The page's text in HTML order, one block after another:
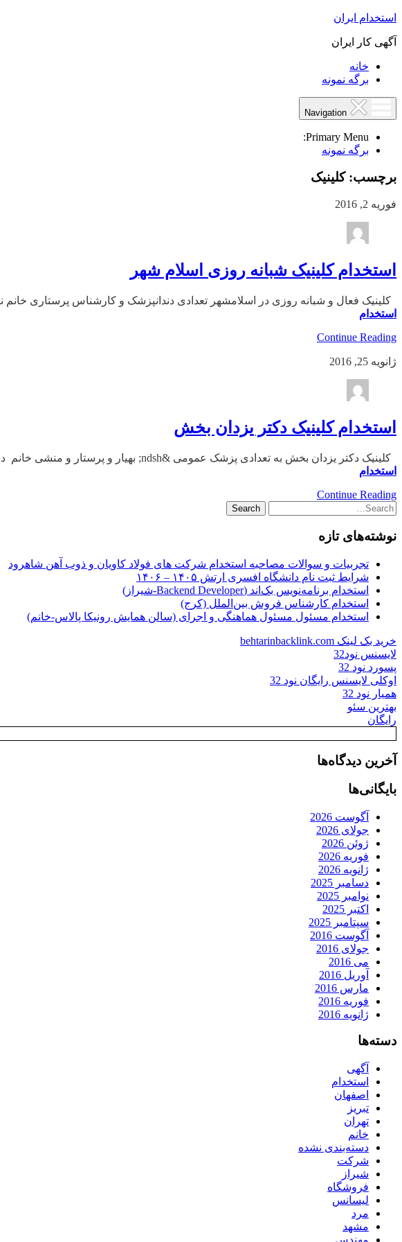
استخدام ایران
آگهی کار ایران
خانه
برگه نمونه
Primary Menu:
برگه نمونه
برچسب:کلینیک
فوریه 2, 2016
استخدام کلینیک شبانه روزی اسلام شهر
کلینیک فعال و شبانه روزی در اسلامشهر تعدادی دندانپزشک و کارشناس پرستاری خانم نیازمند می باشد. تلفن:
استخدام
Continue Reading
ژانویه 25, 2016
استخدام کلینیک دکتر یزدان بخش
کلینیک دکتر یزدان بخش به تعدادی پزشک عمومی &ndsh; بهیار و پرستار و منشی خانم در شیراز نیازمندیم. آدرس: خیابان قدوسی غربی شماره تماس:۳۸۴۳۲۲۰۱
استخدام
Continue Reading
نوشته‌های تازه
تجربیات و سوالات مصاحبه استخدام شرکت های فولاد کاویان و ذوب آهن شاهرود
شرایط ثبت نام دانشگاه افسری ارتش ۱۴۰۵ – ۱۴۰۶
استخدام برنامه‌نویس بک‌اند (Backend Developer-شیراز)
استخدام کارشناس فروش بین‌الملل (کرج)
استخدام مسئول مسئول هماهنگی و اجرای (سالن همایش رونیکا پالاس-خانم)
خرید بک لینک behtarinbacklink.com
لایسنس نود32
پسورد نود 32
اوکلی لایسنس رایگان نود 32
همیار نود 32
بهترین سئو
رایگان
آخرین دیدگاه‌ها
بایگانی‌ها
آگوست 2026
جولای 2026
ژوئن 2026
فوریه 2026
ژانویه 2026
دسامبر 2025
نوامبر 2025
اکتبر 2025
سپتامبر 2025
آگوست 2016
جولای 2016
می 2016
آوریل 2016
مارس 2016
فوریه 2016
ژانویه 2016
دسته‌ها
آگهی
استخدام
اصفهان
تبریز
تهران
خانم
دسته‌بندی نشده
شرکت
شیراز
فروشگاه
لیسانس
مرد
مشهد
مهندس